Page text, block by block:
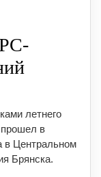
летнего
в
в Центральном
Брянска.